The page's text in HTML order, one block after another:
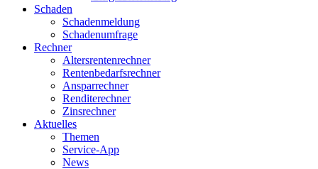
Schaden
Schadenmeldung
Schadenumfrage
Rechner
Altersrentenrechner
Rentenbedarfsrechner
Ansparrechner
Renditerechner
Zinsrechner
Aktuelles
Themen
Service-App
News